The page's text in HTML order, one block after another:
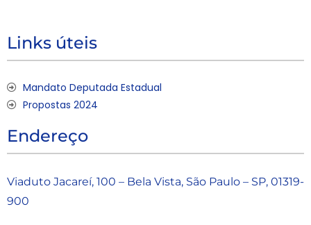
Links úteis
Mandato Deputada Estadual
Propostas 2024
Endereço
Viaduto Jacareí, 100 – Bela Vista, São Paulo – SP, 01319-
900